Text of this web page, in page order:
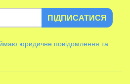
ПІДПИСАТИСЯ
юридичне повідомлення та